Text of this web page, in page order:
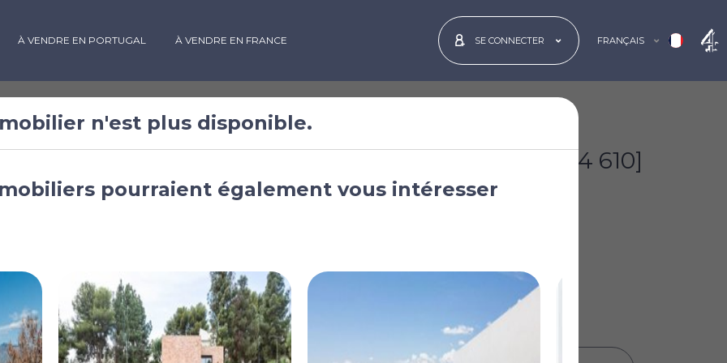
À VENDRE EN PORTUGAL À VENDRE EN FRANCE SE CONNECTER FRANÇAIS
vendre à
[£2 154 610]
n'est plus disponible.
pourraient également vous intéresser